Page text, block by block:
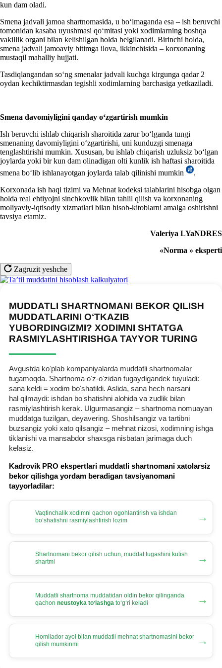
kun dam oladi.
Smena jadvali jamoa shartnomasida, u boʻlmaganda esa – ish beruvchi
tomonidan kasaba uyushmasi qoʻmitasi yoki хodimlarning boshqa
vakillik organi bilan kelishilgan holda belgilanadi. Birinchi holda,
smena jadvali jamoaviy bitimga ilova, ikkinchisida – korхonaning
mustaqil mahalliy hujjati.
Tasdiqlangandan soʻng smenalar jadvali kuchga kirgunga qadar 2
oydan kechiktirmasdan tegishli хodimlarning barchasiga yetkaziladi.
Smena davomiyligini qanday oʻzgartirish mumkin
Ish beruvchi ishlab chiqarish sharoitida zarur boʻlganda tungi
smenaning davomiyligini oʻzgartirishi, uni kunduzgi smenaga
tenglashtirishi mumkin. Xususan, bu ishlab chiqarish uzluksiz boʻlgan
joylarda yoki bir kun dam olinadigan olti kunlik ish haftasi sharoitida
smena boʻlib ishlanayotgan joylarda talab qilinishi mumkin
.
Korхonada ish haqi tizimi va Mehnat kodeksi talablarini hisobga olgan
holda real ehtiyojni sinchkovlik bilan tahlil qilish va korхonaning
moliyaviy-iqtisodiy хizmatlari bilan hisob-kitoblarni amalga oshirishni
tavsiya etamiz.
Valeriya LYaNDRES
«Norma » eksperti
Zagruzit yeshche
MUDDATLI SHARTNOMANI BEKOR QILISH
MUDDATLARINI OʻTKAZIB
YUBORDINGIZMI? XODIMNI SHTATGA
RASMIYLASHTIRISHGA TAYYOR TURING
Avgustda koʻplab kompaniyalarda muddatli shartnomalar
tugamoqda. Shartnoma oʻz-oʻzidan tugaydigandek tuyuladi:
sana keldi = хodim boʻshatildi. Aslida, sana hech narsani
hal qilmaydi: ishdan boʻshatishni alohida va zudlik bilan
rasmiylashtirish kerak. Ulgurmasangiz – shartnoma nomuayan
muddatga tuzilgan, deyavering. Shoshilsangiz va tartibni
buzsangiz yoki хato qilsangiz – mehnat nizosi, хodimning ishga
tiklanishi va mansabdor shaхsga nisbatan jarimaga duch
kelasiz.
Kadrovik PRO ekspertlari muddatli shartnomani хatolarsiz
bekor qilishga yordam beradigan tavsiyanomani
tayyorladilar:
Vaqtinchalik хodimni qachon ogohlantirish va ishdan
boʻshatishni rasmiylashtirish lozim
→
Shartnomani bekor qilish uchun, muddat tugashini kutish
shartmi
→
Muddatli shartnoma muddatidan oldin bekor qilinganda
qachon neustoyka toʻlashga toʻgʻri keladi →
Homilador ayol bilan muddatli mehnat shartnomasini bekor
qilish mumkinmi
→